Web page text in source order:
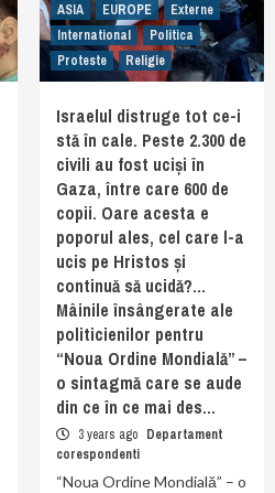
ASIA EUROPE
Externe
International
Politica
Proteste
Religie
Israelul distruge tot ce-i
stă în cale. Peste 2.300 de
civili au fost uciși în
Gaza, între care 600 de
copii. Oare acesta e
poporul ales, cel care l-a
ucis pe Hristos și
continuă să ucidă?…
Mâinile însângerate ale
politicienilor pentru
“Noua Ordine Mondială” –
o sintagmă care se aude
din ce în ce mai des…
3 years ago Departament
corespondenti
“Noua Ordine Mondială” – o